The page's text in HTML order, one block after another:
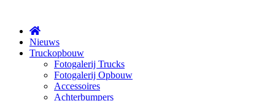
Nieuws
Truckopbouw
Fotogalerij Trucks
Fotogalerij Opbouw
Accessoires
Achterbumpers